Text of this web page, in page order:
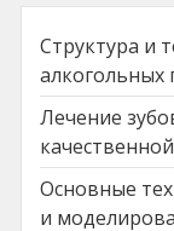
Структура и
алкогольных
Лечение
Основные
и